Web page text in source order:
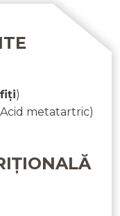
)
metatartric)